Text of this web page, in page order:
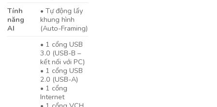
Tính
năng
AI
• Tự động lấy
khung hình
(Auto-Framing)
• 1 cổng USB
3.0 (USB-B –
kết nối với PC)
• 1 cổng USB
2.0 (USB-A)
• 1 cổng
Internet